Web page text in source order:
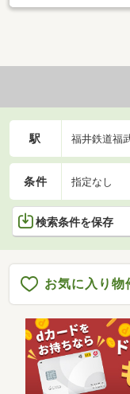
駅 福井鉄道福
条件 指定なし
検索条件を保存
お気に入り物